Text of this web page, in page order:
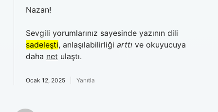
Nazan!
Sevgili yorumlarınız sayesinde yazının dili
sadeleşti, anlaşılabilirliği arttı ve okuyucuya
daha net ulaştı.
Ocak 12, 2025 Yanıtla